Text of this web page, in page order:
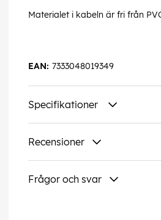
Materialet i kabeln är fri från
7333048019349
EAN:
Specifikationer
Recensioner
Frågor och svar